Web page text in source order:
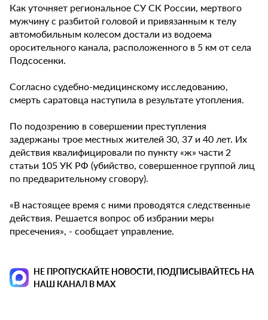
Как уточняет региональное СУ СК России, мертвого
мужчину с разбитой головой и привязанным к телу
автомобильным колесом достали из водоема
оросительного канала, расположенного в 5 км от села
Подсосенки.
Согласно судебно-медицинскому исследованию,
смерть саратовца наступила в результате утопления.
По подозрению в совершении преступления
задержаны трое местных жителей 30, 37 и 40 лет. Их
действия квалифицировали по пункту «ж» части 2
статьи 105 УК РФ (убийство, совершенное группой лиц
по предварительному сговору).
«В настоящее время с ними проводятся следственные
действия. Решается вопрос об избрании меры
пресечения», - сообщает управление.
НЕ ПРОПУСКАЙТЕ НОВОСТИ, ПОДПИСЫВАЙТЕСЬ НА
НАШ КАНАЛ В MAX